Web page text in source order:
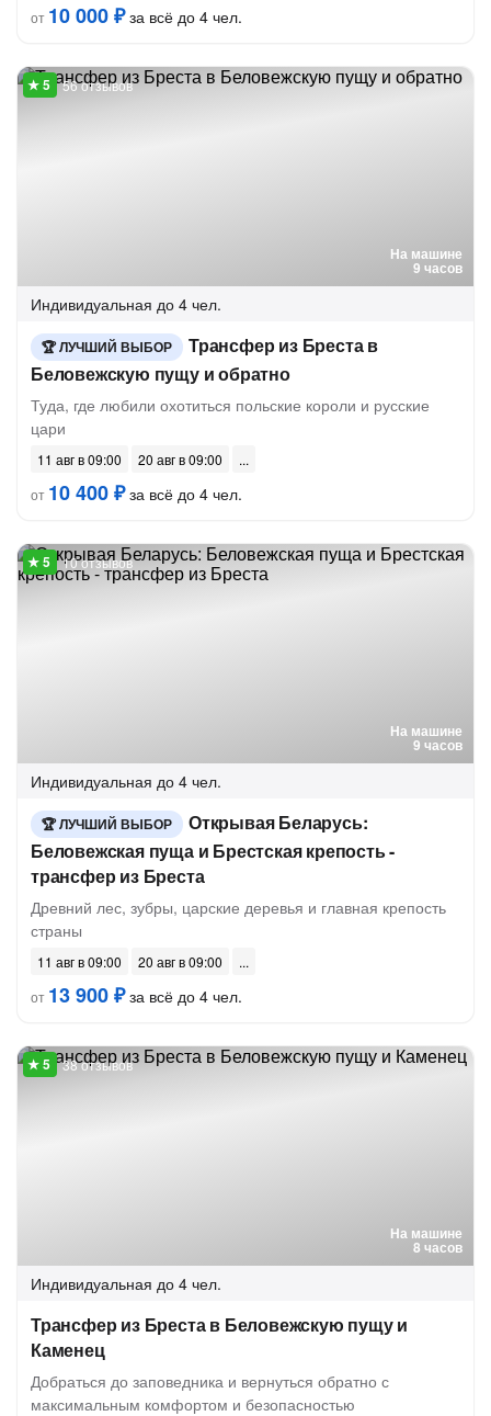
от 10 000 ₽за всё до 4 чел.
На машине
9 часов
56 отзывов
Индивидуальная до 4 чел.
ЛУЧШИЙ ВЫБОР
Трансфер из Бреста в
Беловежскую пущу и обратно
Туда, где любили охотиться польские короли и русские
цари
11 авг в 09:00
20 авг в 09:00
от 10 400 ₽за всё до 4 чел.
На машине
9 часов
10 отзывов
Индивидуальная до 4 чел.
ЛУЧШИЙ ВЫБОР
Открывая Беларусь:
Беловежская пуща и Брестская крепость -
трансфер из Бреста
Древний лес, зубры, царские деревья и главная крепость
страны
11 авг в 09:00
20 авг в 09:00
от 13 900 ₽за всё до 4 чел.
На машине
8 часов
38 отзывов
Индивидуальная до 4 чел.
Трансфер из Бреста в Беловежскую пущу и
Каменец
Добраться до заповедника и вернуться обратно с
максимальным комфортом и безопасностью